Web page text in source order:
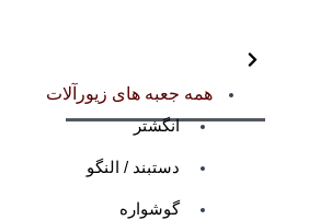
همه جعبه های زیورآلات
انگشتر
دستبند / النگو
گوشواره